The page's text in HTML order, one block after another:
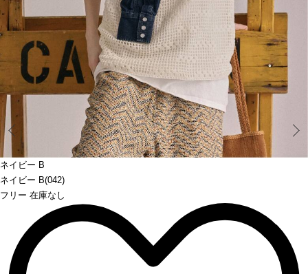
ネイビー B
ネイビー B(042)
フリー 在庫なし